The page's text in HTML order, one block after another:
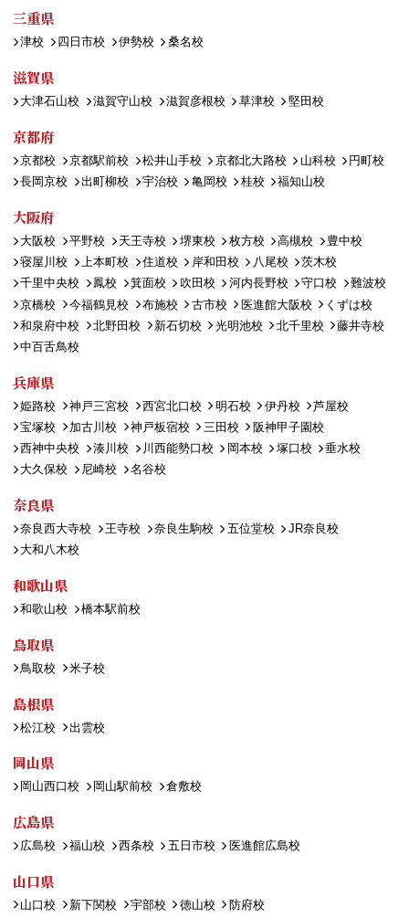
三重県
津校 四日市校 伊勢校 桑名校
滋賀県
大津石山校 滋賀守山校 滋賀彦根校 草津校 堅田校
京都府
京都校 京都駅前校 松井山手校 京都北大路校 山科校
円町校
長岡京校
出町柳校 宇治校 亀岡校 桂校 福知山校
大阪府
大阪校 平野校 天王寺校 堺東校 枚方校 高槻校
豊中校
寝屋川校
上本町校 住道校 岸和田校 八尾校
茨木校
千里中央校
鳳校 箕面校 吹田校 河内長野校 守口校
難波校
京橋校
今福鶴見校 布施校 古市校 医進館大阪校
くずは校
和泉府中校
北野田校 新石切校 光明池校 北千里校
藤井寺校
中百舌鳥校
兵庫県
姫路校 神戸三宮校 西宮北口校 明石校 伊丹校
芦屋校
宝塚校
加古川校 神戸板宿校 三田校
阪神甲子園校
西神中央校
湊川校 川西能勢口校 岡本校 塚口校
垂水校
大久保校
尼崎校 名谷校
奈良県
奈良西大寺校 王寺校 奈良生駒校 五位堂校
JR奈良校
大和八木校
和歌山県
和歌山校 橋本駅前校
鳥取県
鳥取校 米子校
島根県
松江校 出雲校
岡山県
岡山西口校 岡山駅前校 倉敷校
広島県
広島校 福山校 西条校 五日市校 医進館広島校
山口県
山口校 新下関校 宇部校 徳山校 防府校